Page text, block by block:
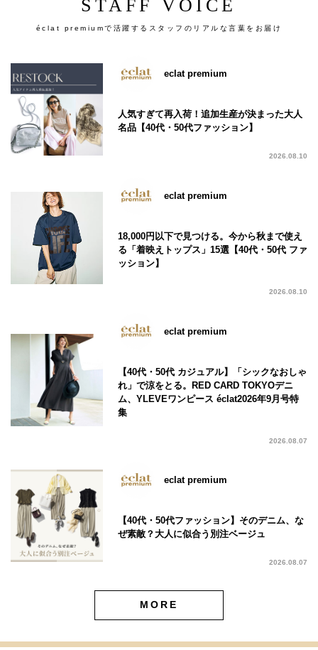
STAFF VOICE
éclat premiumで活躍するスタッフのリアルな言葉をお届け
eclat premium
人気すぎて再入荷！追加生産が決まった大人
名品【40代・50代ファッション】
2026.08.10
eclat premium
18,000円以下で見つける。今から秋まで使え
る「着映えトップス」15選【40代・50代 ファ
ッション】
2026.08.10
eclat premium
【40代・50代 カジュアル】「シックなおしゃ
れ」で涼をとる。RED CARD TOKYOデニ
ム、YLEVEワンピース éclat2026年9月号特
集
2026.08.07
eclat premium
【40代・50代ファッション】そのデニム、な
ぜ素敵？大人に似合う別注ベージュ
2026.08.07
MORE